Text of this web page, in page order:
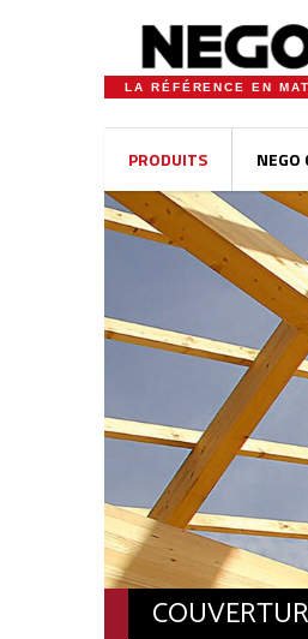
LA RÉFÉRENCE EN
PRODUITS NEGO